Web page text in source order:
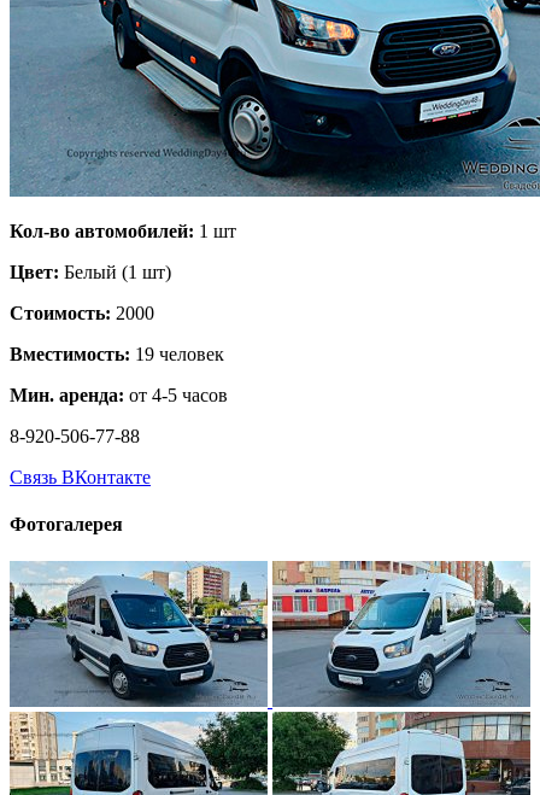
Кол-во автомобилей: 1 шт
Цвет: Белый (1 шт)
Стоимость: 2000
Вместимость: 19 человек
Мин. аренда: от 4-5 часов
8-920-506-77-88
Связь ВКонтакте
Фотогалерея